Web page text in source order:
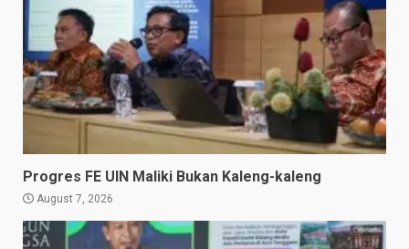
Progres FE UIN Maliki Bukan Kaleng-kaleng
August 7, 2026